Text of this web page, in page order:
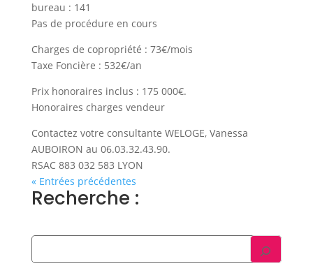
bureau : 141
Pas de procédure en cours
Charges de copropriété : 73€/mois
Taxe Foncière : 532€/an
Prix honoraires inclus : 175 000€.
Honoraires charges vendeur
Contactez votre consultante WELOGE, Vanessa
AUBOIRON au 06.03.32.43.90.
RSAC 883 032 583 LYON
« Entrées précédentes
Recherche :